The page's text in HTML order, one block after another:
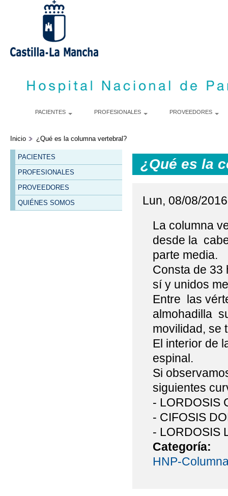
PACIENTES PROFESIONALES PROVEEDORES
Inicio ¿Qué es la columna vertebral?
PACIENTES
PROFESIONALES
PROVEEDORES
QUIÉNES SOMOS
¿Qué es la
Lun, 08/08/
La columna
desde la
parte media.
Consta de
sí y unidos
Entre las
almohadilla
movilidad, se
El interior de
espinal.
Si
siguientes
- LORDOSIS
- CIFOSIS
- LORDOSIS
Categoría:
HNP-